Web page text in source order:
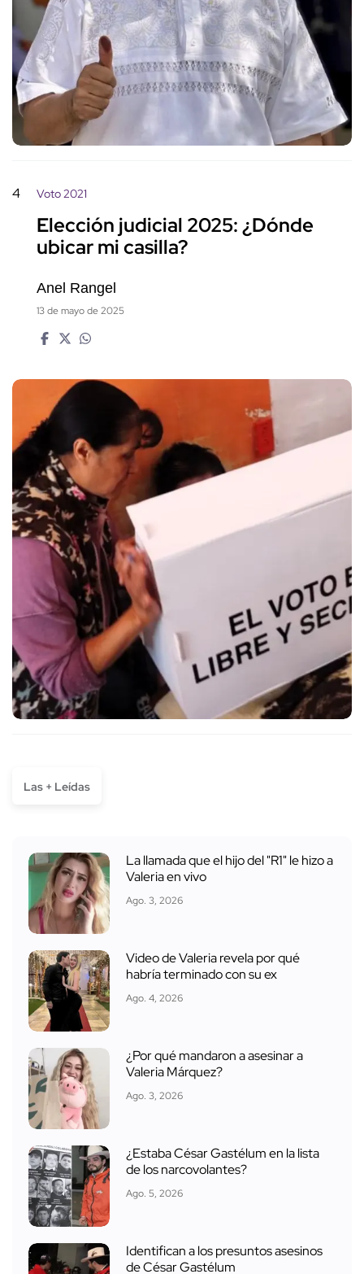
4 Voto 2021
Elección judicial 2025: ¿Dónde
ubicar mi casilla?
Anel Rangel
13 de mayo de 2025
Las + Leídas
La llamada que el hijo del "R1" le hizo a
Valeria en vivo
Ago. 3, 2026
Video de Valeria revela por qué
habría terminado con su ex
Ago. 4, 2026
¿Por qué mandaron a asesinar a
Valeria Márquez?
Ago. 3, 2026
¿Estaba César Gastélum en la lista
de los narcovolantes?
Ago. 5, 2026
Identifican a los presuntos asesinos
de César Gastélum